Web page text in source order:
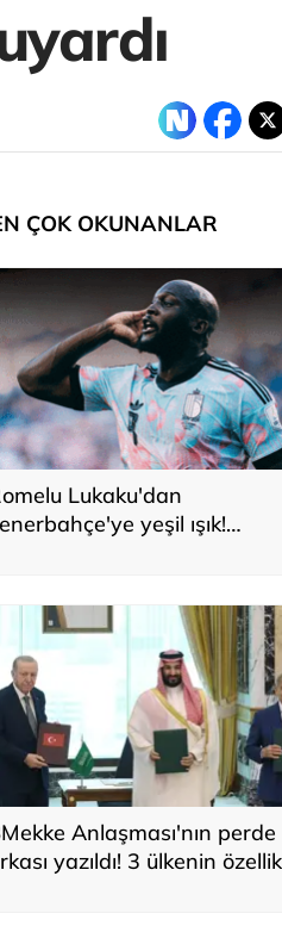
ÇOK OKUNANLAR
Lukaku'dan
yeşil ışık!
Anlaşması'nın perde
yazıldı! 3 ülkenin